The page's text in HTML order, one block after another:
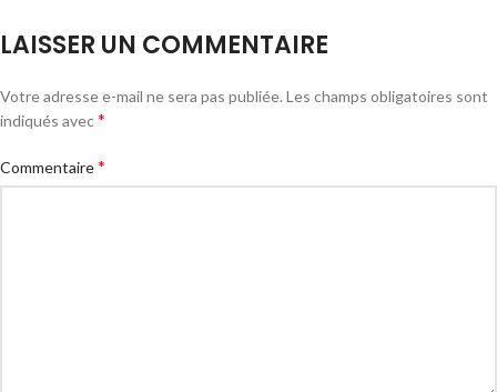
LAISSER UN COMMENTAIRE
Votre adresse e-mail ne sera pas publiée. Les champs obligatoires sont
indiqués avec*
Commentaire*